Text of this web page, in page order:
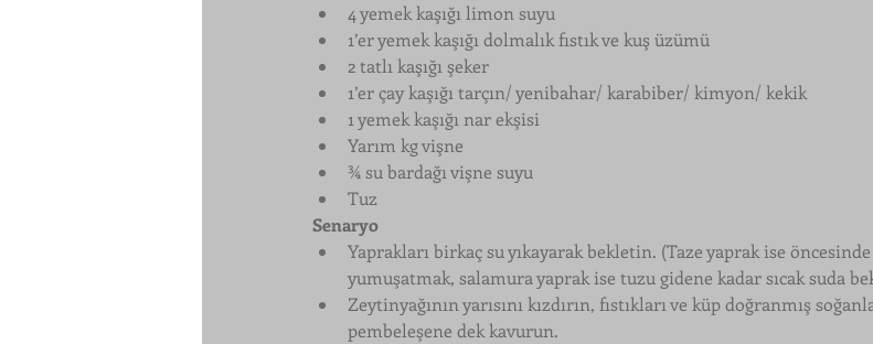
4 yemek kaşığı limon suyu
1’er yemek kaşığı dolmalık fıstık ve kuş üzümü
2 tatlı kaşığı şeker
1’er çay kaşığı tarçın/ yenibahar/ karabiber/ kimyon/ kekik
1 yemek kaşığı nar ekşisi
Yarım kg vişne
¾ su bardağı vişne suyu
Tuz
Senaryo
Yaprakları birkaç su yıkayarak bekletin. (Taze yaprak ise öncesinde
yumuşatmak, salamura yaprak ise tuzu gidene kadar sıcak suda
Zeytinyağının yarısını kızdırın, fıstıkları ve küp doğranmış
pembeleşene dek kavurun.